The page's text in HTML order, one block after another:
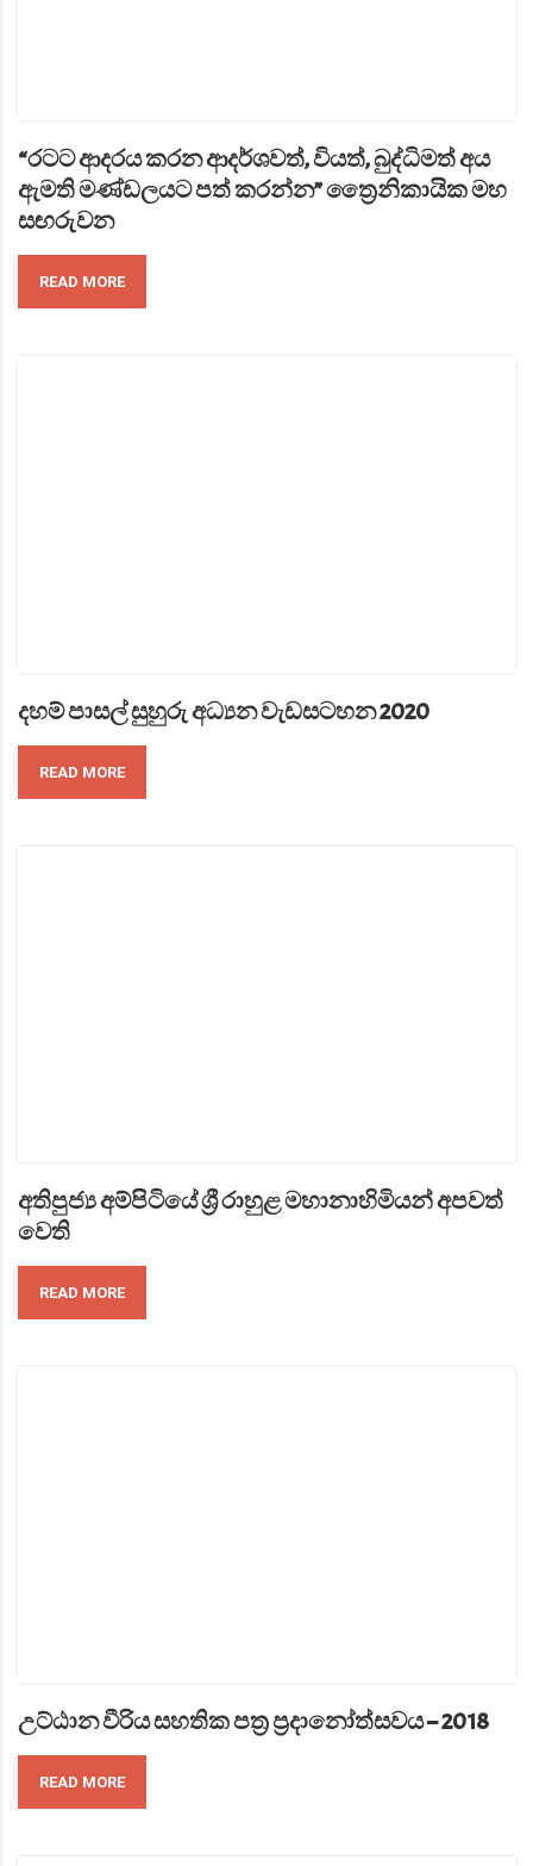
“රටට ආදරය කරන ආදර්ශවත්, වියත්, බුද්ධිමත් අය
ඇමති මණ්ඩලයට පත් කරන්න” ත්‍රෛනිකායික මහ
සඟරුවන
READ MORE
දහම් පාසල් සුහුරු අධ්‍යන වැඩසටහන 2020
READ MORE
අතිපුජ්‍ය අම්පිටියේ ශ්‍රී රාහුළ මහානාහිමියන් අපවත්
වෙති
READ MORE
උට්ඨාන වීරිය සහතික පත්‍ර ප්‍රදානෝත්සවය – 2018
READ MORE